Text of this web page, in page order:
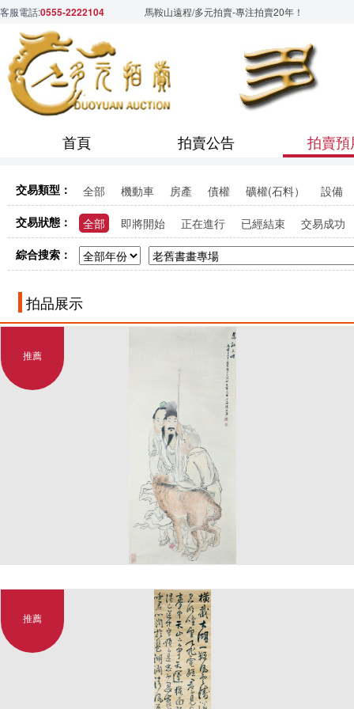
客服電話:0555-2222104 馬鞍山遠程/多元拍賣-專注拍賣20年！
首頁 拍賣公告 拍賣
交易類型： 全部 機動車 房產 債權 礦權(石料）
設備
交易狀態：
全部 即將開始 正在進行 已經結束
交易成功
綜合搜索：
拍品展示
推薦
推薦